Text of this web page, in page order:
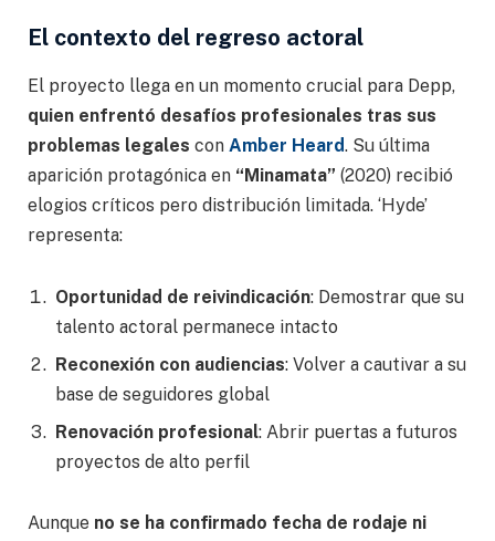
El contexto del regreso actoral
El proyecto llega en un momento crucial para Depp,
quien enfrentó desafíos profesionales tras sus
problemas legales con Amber Heard. Su última
aparición protagónica en “Minamata” (2020) recibió
elogios críticos pero distribución limitada. ‘Hyde’
representa:
Oportunidad de reivindicación: Demostrar que su
talento actoral permanece intacto
Reconexión con audiencias: Volver a cautivar a su
base de seguidores global
Renovación profesional: Abrir puertas a futuros
proyectos de alto perfil
Aunque no se ha confirmado fecha de rodaje ni